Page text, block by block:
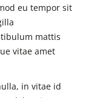
eu tempor sit
mattis
vitae amet
in vitae id